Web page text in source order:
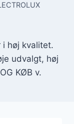
i høj kvalitet.
udvalgt, høj
KØB v.